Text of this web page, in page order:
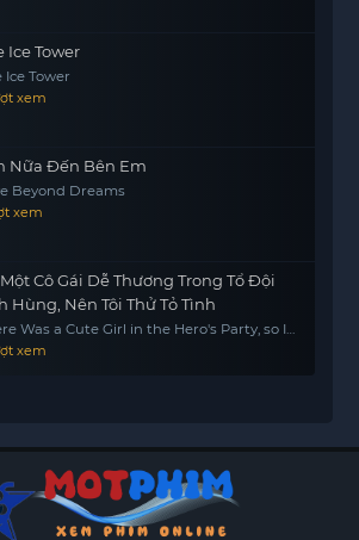
Ice Tower
Ice Tower
xem
Nữa Đến Bên Em
Beyond Dreams
xem
Cô Gái Dễ Thương Trong Tổ Đội
Hùng, Nên Tôi Thử Tỏ Tình
Was a Cute Girl in the Hero's Party, so I
Confessing to Her
xem